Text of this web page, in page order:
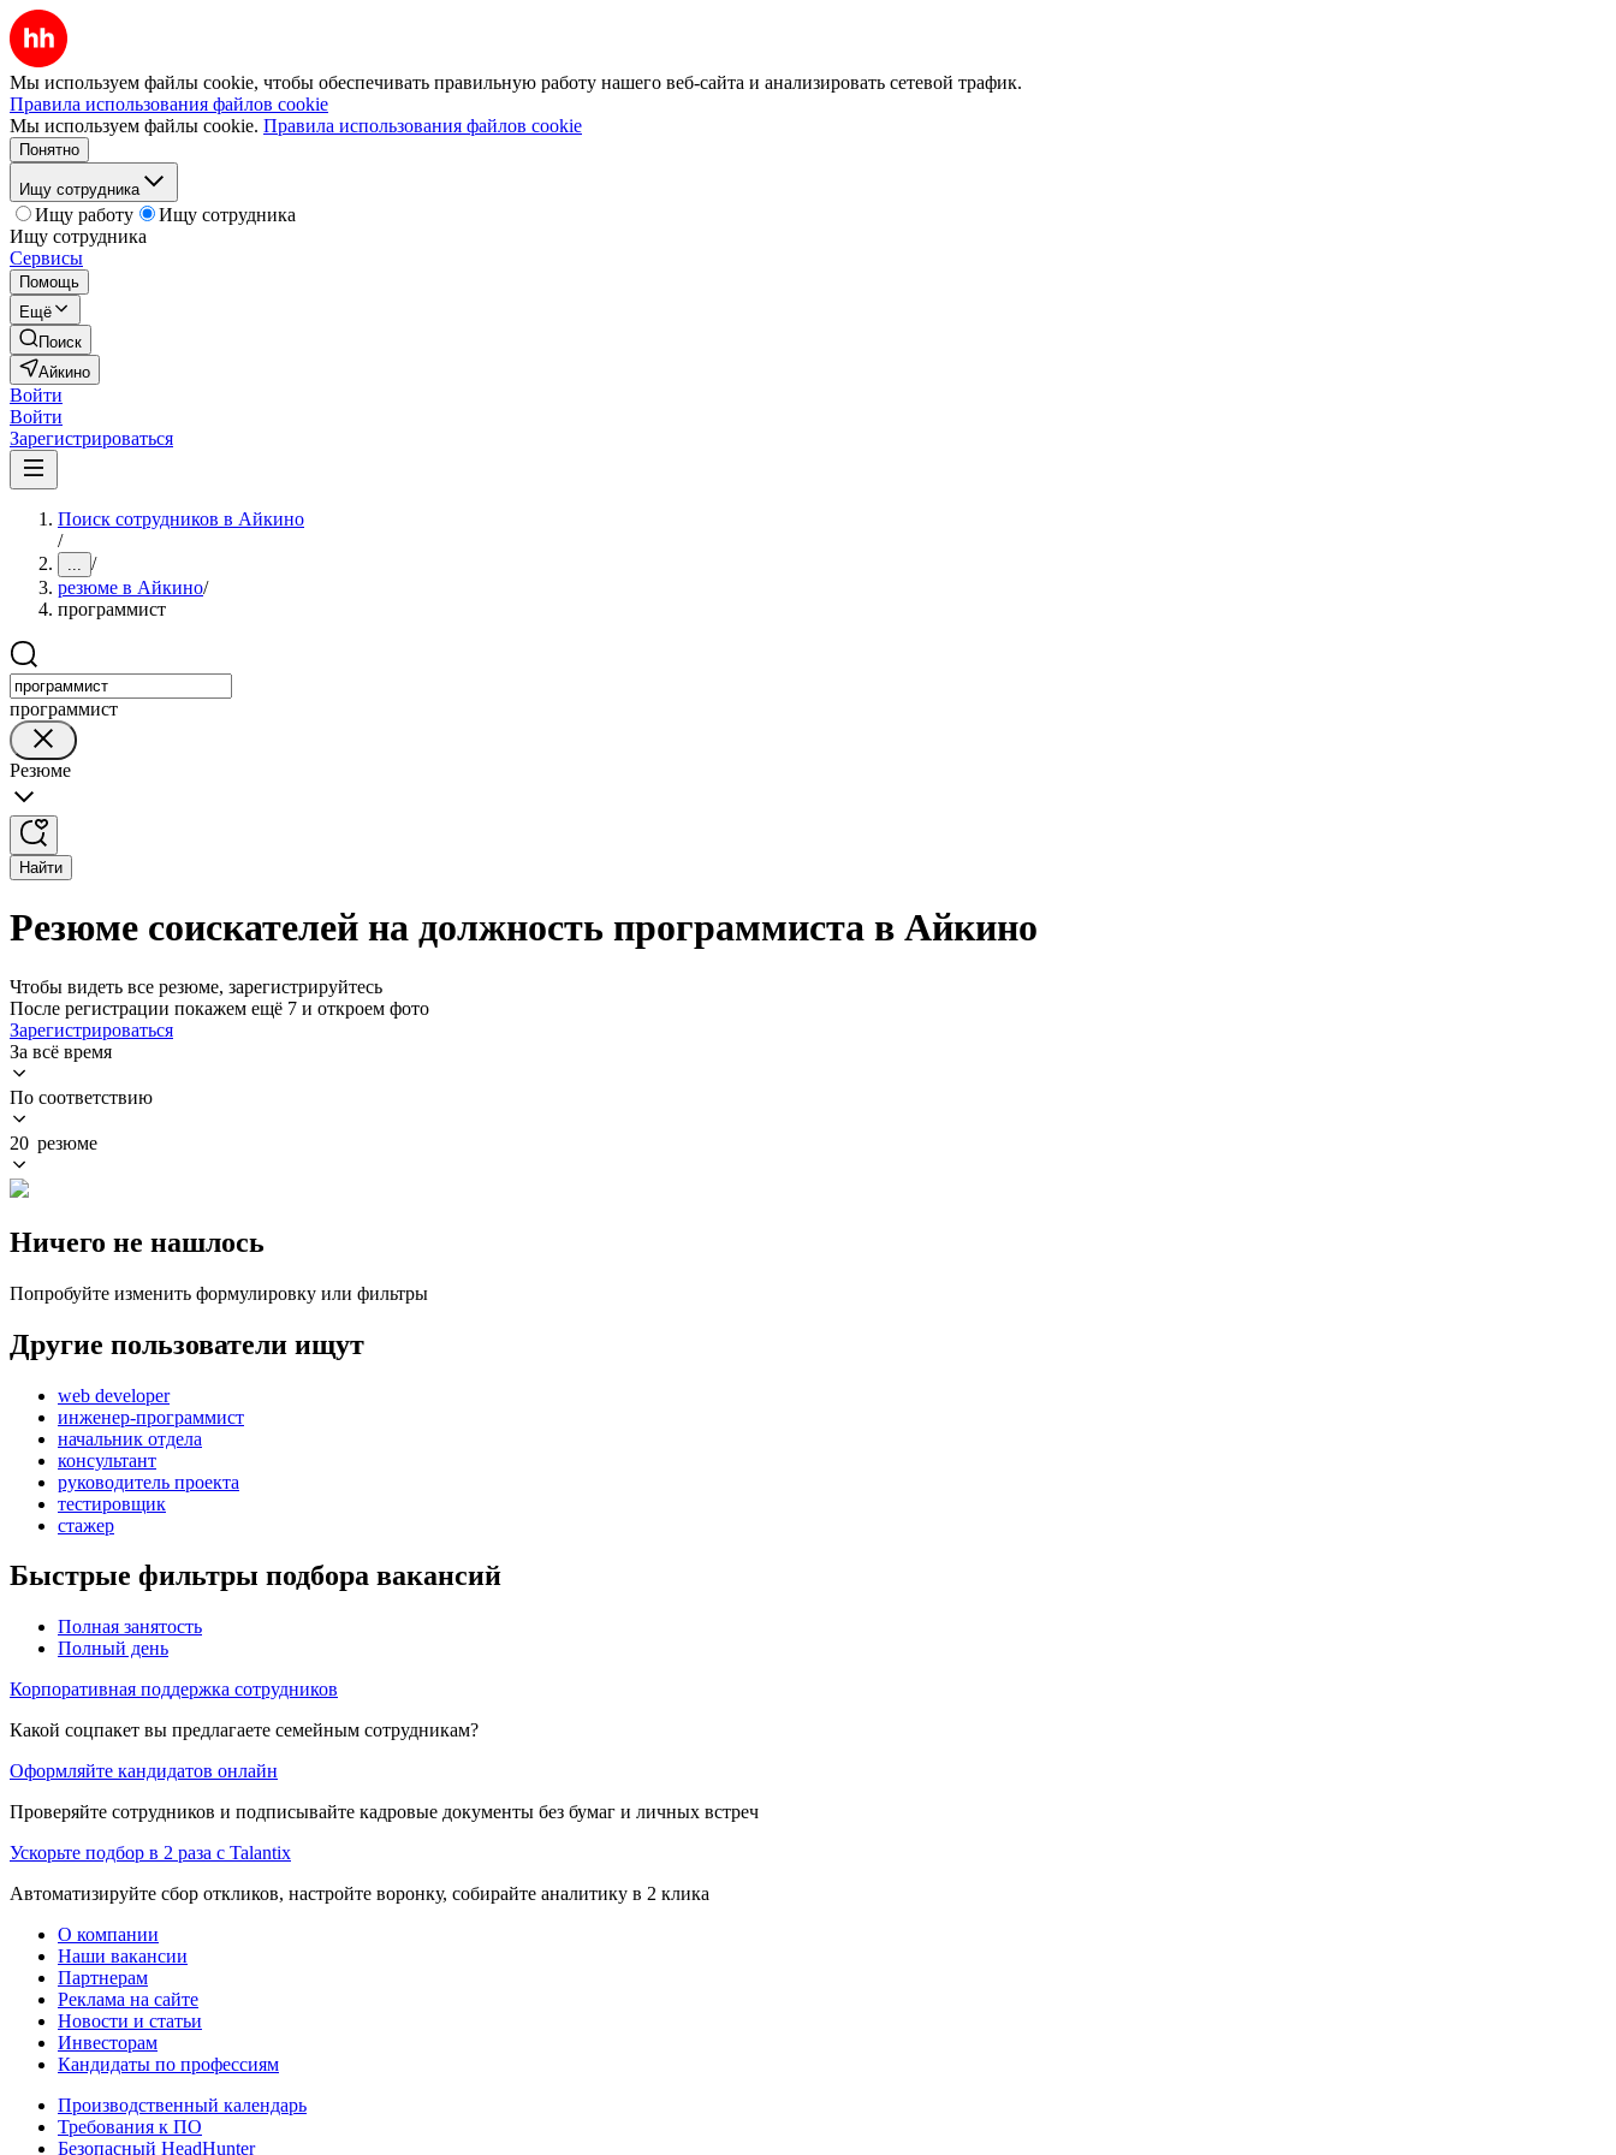
Мы используем файлы cookie, чтобы обеспечивать правильную работу нашего веб-сайта и анализировать сетевой трафик.
Правила использования файлов cookie
Мы используем файлы cookie. Правила использования файлов cookie
Понятно
Ищу сотрудника
Ищу работу
Ищу сотрудника
Ищу сотрудника
Сервисы
Помощь
Ещё
Поиск
Айкино
Войти
Войти
Зарегистрироваться
Поиск сотрудников в Айкино
/
... /
резюме в Айкино/
программист
программист
Резюме
Найти
Резюме соискателей на должность программиста в Айкино
Чтобы видеть все резюме, зарегистрируйтесь
После регистрации покажем ещё 7 и откроем фото
Зарегистрироваться
За всё время
По соответствию
20 резюме
Ничего не нашлось
Попробуйте изменить формулировку или фильтры
Другие пользователи ищут
web developer
инженер-программист
начальник отдела
консультант
руководитель проекта
тестировщик
стажер
Быстрые фильтры подбора вакансий
Полная занятость
Полный день
Корпоративная поддержка сотрудников
Какой соцпакет вы предлагаете семейным сотрудникам?
Оформляйте кандидатов онлайн
Проверяйте сотрудников и подписывайте кадровые документы без бумаг и личных встреч
Ускорьте подбор в 2 раза с Talantix
Автоматизируйте сбор откликов, настройте воронку, собирайте аналитику в 2 клика
О компании
Наши вакансии
Партнерам
Реклама на сайте
Новости и статьи
Инвесторам
Кандидаты по профессиям
Производственный календарь
Требования к ПО
Безопасный HeadHunter